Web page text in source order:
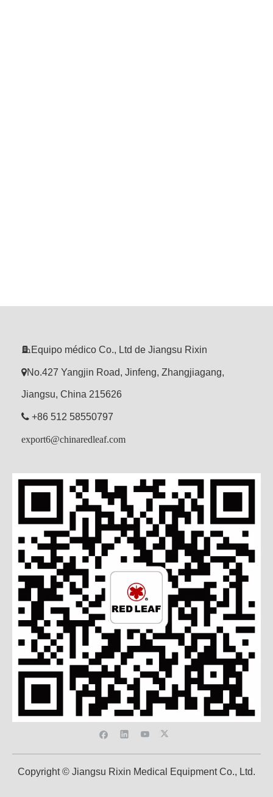
 Equipo médico Co., Ltd de Jiangsu Rixin
No.427 Yangjin Road, Jinfeng, Zhangjiagang,
Jiangsu, China 215626
 +86 512 58550797
export6@chinaredleaf.com
Copyright © Jiangsu Rixin Medical Equipment Co., Ltd.